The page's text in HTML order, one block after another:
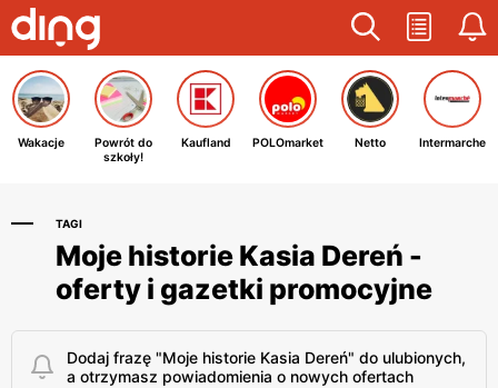
Wakacje
Powrót do
szkoły!
Kaufland POLOmarket Netto Intermarche
TAGI
Moje historie Kasia Dereń -
oferty i gazetki promocyjne
Dodaj frazę "Moje historie Kasia Dereń" do ulubionych,
a otrzymasz powiadomienia o nowych ofertach